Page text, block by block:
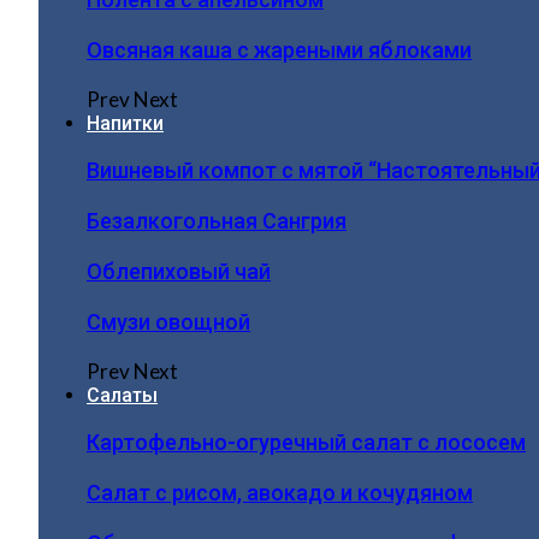
Овсяная каша с жареными яблоками
PrevNext
Напитки
Вишневый компот с мятой
Безалкогольная Сангрия
Облепиховый чай
Смузи овощной
PrevNext
Салаты
Картофельно-огуречный салат с лососем
Салат с рисом, авокадо и кочудяном